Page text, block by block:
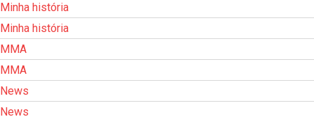
Minha história
Minha história
MMA
MMA
News
News